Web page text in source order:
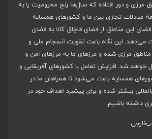
مرزی و دور افتاده که سال‌ها رنج محرومیت را به
مبادلات تجاری بین ما و کشورهای همسایه
این مناطق از فضای قاچاق کالا به فضای
می‌دهد. این نگاه باعث تقویت انسجام ملی و
مرزی شده و مرزهای ما به مرزهای امن و
خواهد شد. افزایش تعامل با کشورهای آفریقایی و
همسایه باعث می‌شود تا همراهان ما در
بیشتر شده و برای پیشبرد اهداف خود در
داشته باشیم.